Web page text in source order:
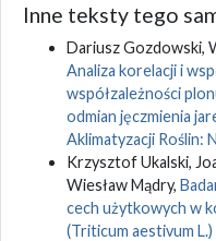
Inne teksty tego
Dariusz Gozdowski,
Analiza korelacji i
współzależności
odmian jęczmienia
Aklimatyzacji Roślin:
Krzysztof Ukalski,
Wiesław Mądry,
cech użytkowych w
(Triticum aestivum